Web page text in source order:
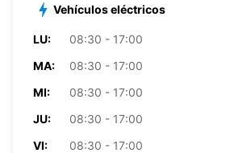
Vehículos eléctricos
LU:
08:30 - 17:00
MA:
08:30 - 17:00
MI:
08:30 - 17:00
JU:
08:30 - 17:00
VI:
08:30 - 17:00